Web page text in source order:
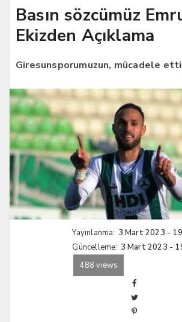
Basın sözcümüz
Ekizden Açıklama
Giresunsporumuzun, mücadele
Yayınlanma: 3 Mart 2023 -
Güncelleme: 3 Mart 2023 -
488 views